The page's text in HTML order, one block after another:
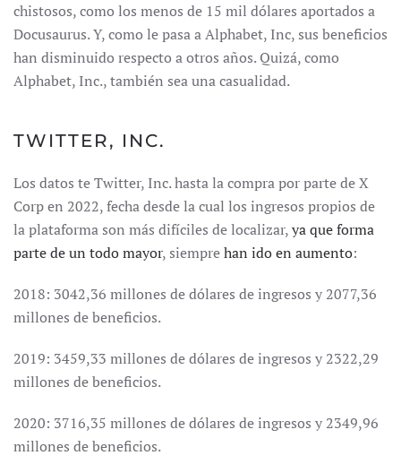
chistosos, como los menos de 15 mil dólares aportados a
Docusaurus. Y, como le pasa a Alphabet, Inc, sus beneficios
han disminuido respecto a otros años. Quizá, como
Alphabet, Inc., también sea una casualidad.
TWITTER, INC.
Los datos te Twitter, Inc. hasta la compra por parte de X
Corp en 2022, fecha desde la cual los ingresos propios de
la plataforma son más difíciles de localizar,ya que forma
parte de un todo mayor, siemprehan ido en aumento:
2018: 3042,36 millones de dólares de ingresos y 2077,36
millones de beneficios.
2019: 3459,33 millones de dólares de ingresos y 2322,29
millones de beneficios.
2020: 3716,35 millones de dólares de ingresos y 2349,96
millones de beneficios.